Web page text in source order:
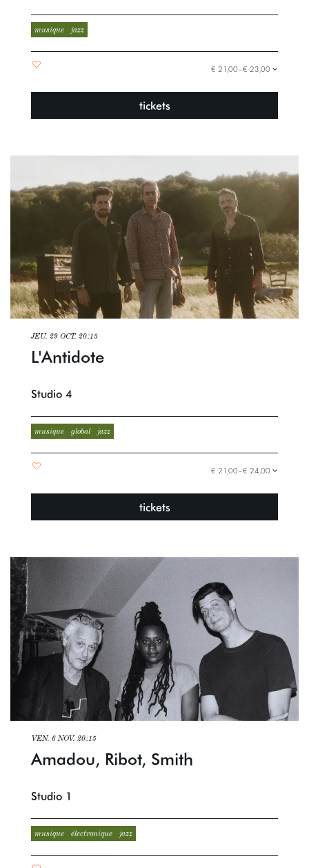
musique jazz
€ 21,00–€ 23,00
tickets
L'Antidote
JEU. 29 OCT. 20:15
Studio 4
musique global jazz
€ 21,00–€ 24,00
tickets
Amadou, Ribot, Smith
VEN. 6 NOV. 20:15
Studio 1
musique électronique jazz